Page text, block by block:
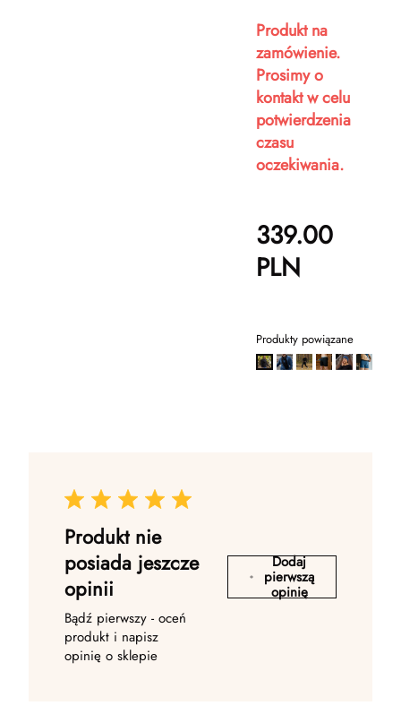
Produkt na
zamówienie.
Prosimy o
kontakt w celu
potwierdzenia
czasu
oczekiwania.
339.00
PLN
Produkty powiązane
Produkt nie
posiada jeszcze
opinii
Bądź pierwszy - oceń
produkt i napisz
opinię o sklepie
Dodaj
pierwszą
opinię